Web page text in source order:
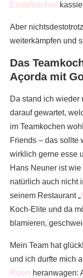
Einzelkochen
Aber
weiterkämpfen und
Das
Açorda mit
Da stand ich wieder
darauf gewartet,
im Teamkochen
Friends – das sollte
wirklich gerne esse
Hans Neuner ist
natürlich auch nicht
seinem Restaurant „
Koch-Elite und da
blamieren,
Mein Team hat
und ich durfte mich
Rosin heranwagen: